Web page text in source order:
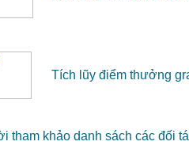
Tích lũy điểm thưởng
tham khảo danh sách các đối